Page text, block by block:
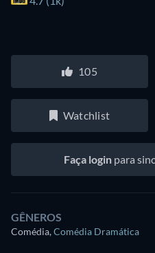
105
Watchlist
Faça loginpara
GÊNEROS
Comédia,Comédia Dramática